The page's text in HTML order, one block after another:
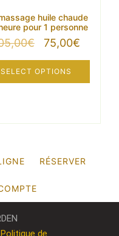
huile chaude
pour 1 personne
€
Le
initial
était :
75,00€Le
est :
SELECT OPTIONS
RÉSERVER
Politique de